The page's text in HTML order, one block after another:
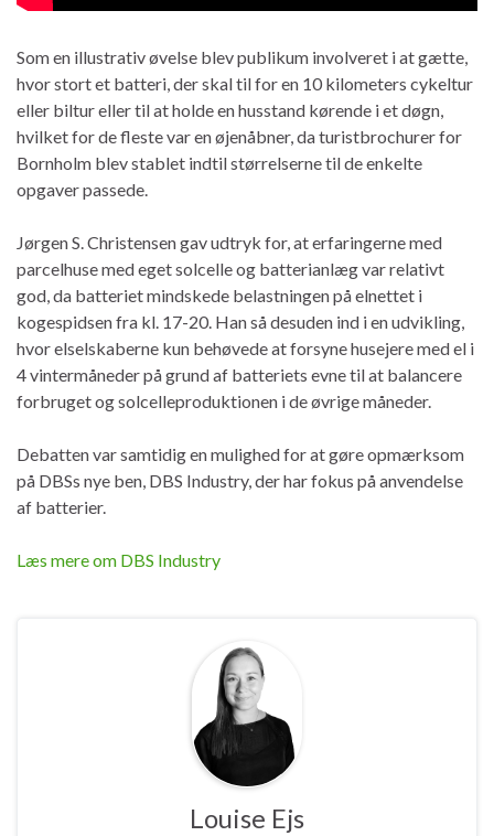
Som en illustrativ øvelse blev publikum involveret i at gætte,
hvor stort et batteri, der skal til for en 10 kilometers cykeltur
eller biltur eller til at holde en husstand kørende i et døgn,
hvilket for de fleste var en øjenåbner, da turistbrochurer for
Bornholm blev stablet indtil størrelserne til de enkelte
opgaver passede.
Jørgen S. Christensen gav udtryk for, at erfaringerne med
parcelhuse med eget solcelle og batterianlæg var relativt
god, da batteriet mindskede belastningen på elnettet i
kogespidsen fra kl. 17-20. Han så desuden ind i en udvikling,
hvor elselskaberne kun behøvede at forsyne husejere med el i
4 vintermåneder på grund af batteriets evne til at balancere
forbruget og solcelleproduktionen i de øvrige måneder.
Debatten var samtidig en mulighed for at gøre opmærksom
på DBSs nye ben, DBS Industry, der har fokus på anvendelse
af batterier.
Læs mere om DBS Industry
Louise Ejs